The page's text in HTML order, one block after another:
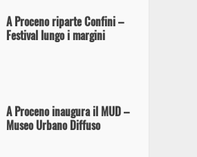
A Proceno riparte Confini –
Festival lungo i margini
A Proceno inaugura il MUD –
Museo Urbano Diffuso